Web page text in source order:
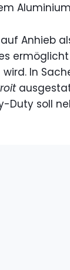
Anhieb
In
Duty soll